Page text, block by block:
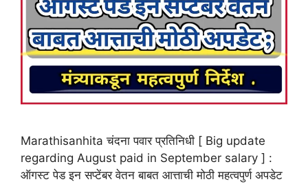
Marathisanhita चंदना पवार प्रतिनिधी [ Big update
regarding August paid in September salary ] :
ऑगस्ट पेड इन सप्टेंबर वेतन बाबत आत्ताची मोठी महत्वपुर्ण अपडेट